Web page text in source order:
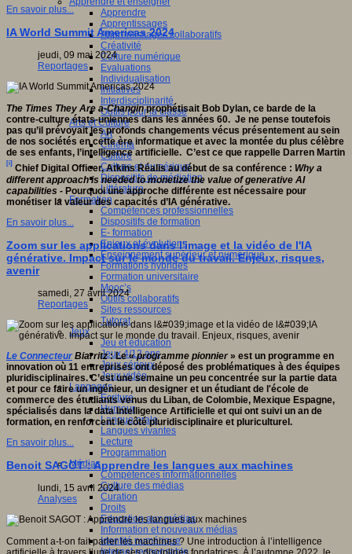
Apprendre
Apprentissages
Apprentissages collaboratifs
Créativité
Culture numérique
Evaluations
Individualisation
Initiatives
Interdisciplinarité
Outils pour la classe
Arts et Culture
Art
Cinéma
Culture
Culture et numérique
Dispositifs de médiation
Littérature
Formation
Compétences professionnelles
Dispositifs de formation
E- formation
Enjeux et évolutions
Enseignement supérieur et numérique
Formations hybrides
Formation universitaire
Mooc’s
Outils collaboratifs
Sites ressources
Tutorat
Jeux
Jeu et éducation
Jeux 4/12 ans
Jeux sérieux
Jeux vidéo
Langages
Ecriture
Humour
Langue orale
Langues vivantes
Lecture
Programmation
Médias
Compétences informationnelles
Culture des médias
Curation
Droits
Education aux médias
Information et nouveaux médias
Identité numérique
Internet responsable
En savoir plus...
IA World Summit Americas 2024
jeudi, 09 mai 2024
Reportages
The Times They Are a-Changinprophétisait Bob Dylan, ce barde de la
contre-culture états-uniennes dans les années 60. Je ne pense toutefois
pas qu’il prévoyait les profonds changements vécus présentement au sein
de nos sociétés en cette ère informatique et avec la montée du plus célèbre
de ses enfants, l’intelligence artificielle. C’est ce que rappelle Darren Martin
[i]
Chief Digital Officer, Atkins Réalis au début de sa conférence : Why a
different approach is needed to monetize the value of generative AI
capabilities - Pourquoi une approche différente est nécessaire pour
monétiser la valeur des capacités d’IA générative.
En savoir plus...
Zoom sur les applications dans l'image et la vidéo de l'IA
générative. Impact sur le monde du travail. Enjeux, risques,
avenir
samedi, 27 avril 2024
Reportages
Le Connecteur Biarritz: Le «programme pionnier » est un programme en
innovation où 11 entreprises ont déposé des problématiques à des équipes
pluridisciplinaires. C’est une semaine un peu concentrée sur la partie data
et pour ce faire un ingénieur, un designer et un étudiant de l'école de
commerce des étudiants venus du Liban, de Colombie, Mexique Espagne,
spécialisés dans la data Intelligence Artificielle et qui ont suivi un an de
formation, en renforcent le côté pluridisciplinaire et pluriculturel.
En savoir plus...
Benoit SAGOT : Apprendre les langues aux machines
lundi, 15 avril 2024
Analyses
Comment a-t-on fait parler les machines ? Une introduction à l’intelligence